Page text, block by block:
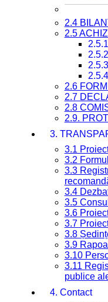
2.4
2.5
2.6
2.7
2.8
2.9.
3.
3.1
3.2
3.3
3.4
3.5
3.6
3.7
3.8
3.9
3.10
3.11
publice
4. Contact